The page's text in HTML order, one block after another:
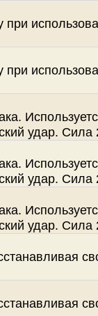
при
при
удар. Сила
удар. Сила
удар. Сила